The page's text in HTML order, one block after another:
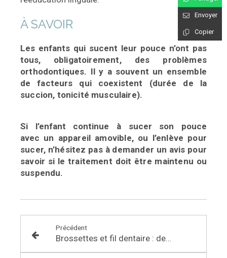
À SAVOIR
Les enfants qui sucent leur pouce n’ont pas
tous, obligatoirement, des problèmes
orthodontiques. Il y a souvent un ensemble
de facteurs qui coexistent (durée de la
succion, tonicité musculaire).
Si l’enfant continue à sucer son pouce
avec un appareil amovible, ou l’enlève pour
sucer, n’hésitez pas à demander un avis pour
savoir si le traitement doit être maintenu ou
suspendu.
Précédent
Brossettes et fil dentaire : des instruments a mettre entre toutes les dents
Envoyer
Copier